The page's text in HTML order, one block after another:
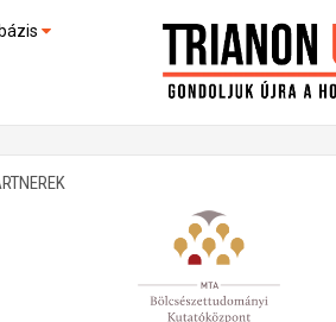
(feltöltés alatt)